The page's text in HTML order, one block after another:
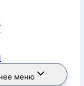
меню